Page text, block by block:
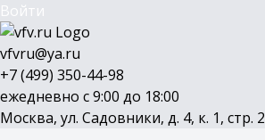
Войти
vfvru@ya.ru
+7 (499) 350-44-98
ежедневно с 9:00 до 18:00
Москва, ул. Садовники, д. 4, к. 1, стр. 2